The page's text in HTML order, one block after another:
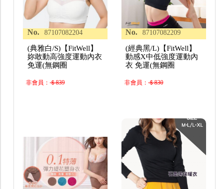
No. 87107082204
(典雅白/S)【FitWell】
妳敢動高強度運動內衣
免運(無鋼圈
非會員：＄839
No. 87107082209
(經典黑/L)【FitWell】
動感X中低強度運動內
衣 免運(無鋼圈
非會員：＄830